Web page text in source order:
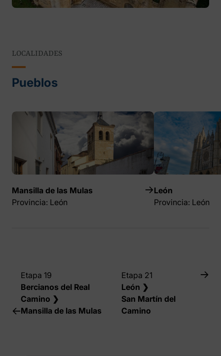
LOCALIDADES
Pueblos
Mansilla de las Mulas
Provincia: León
León
Provincia: León
Etapa 19
Bercianos del Real
Camino ❯
Mansilla de las Mulas
Etapa 21
León ❯
San Martín del
Camino